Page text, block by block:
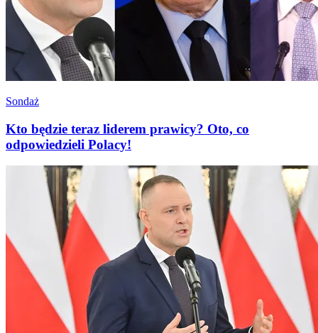
Sondaż
Kto będzie teraz liderem prawicy? Oto, co
odpowiedzieli Polacy!